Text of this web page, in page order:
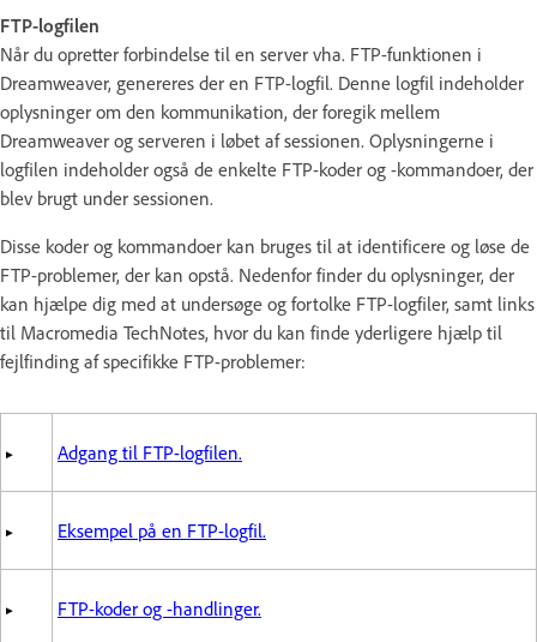
FTP-logfilen
Når du opretter forbindelse til en server vha. FTP-funktionen i
Dreamweaver, genereres der en FTP-logfil. Denne logfil indeholder
oplysninger om den kommunikation, der foregik mellem
Dreamweaver og serveren i løbet af sessionen. Oplysningerne i
logfilen indeholder også de enkelte FTP-koder og -kommandoer, der
blev brugt under sessionen.
Disse koder og kommandoer kan bruges til at identificere og løse de
FTP-problemer, der kan opstå. Nedenfor finder du oplysninger, der
kan hjælpe dig med at undersøge og fortolke FTP-logfiler, samt links
til Macromedia TechNotes, hvor du kan finde yderligere hjælp til
fejlfinding af specifikke FTP-problemer:
Adgang til FTP-logfilen.
Eksempel på en FTP-logfil.
FTP-koder og -handlinger.